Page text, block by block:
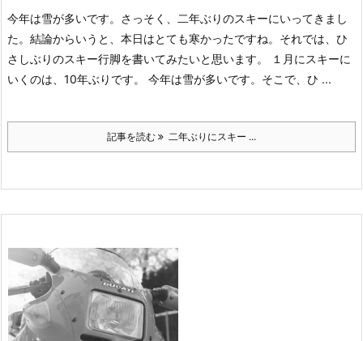
今年は雪が多いです。さっそく、二年ぶりのスキーにいってきまし
た。結論からいうと、本日はとても寒かったですね。それでは、ひ
さしぶりのスキー行脚を書いてみたいと思います。 １月にスキーに
いくのは、10年ぶりです。 今年は雪が多いです。そこで、ひ ...
記事を読む 二年ぶりにスキー ...